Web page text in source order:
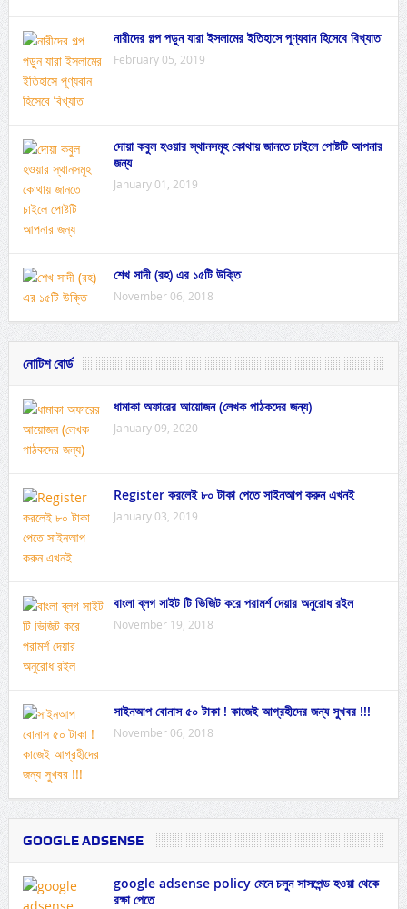
নারীদের গল্প পড়ুন যারা ইসলামের ইতিহাসে পূণ্যবান হিসেবে বিখ্যাত
February 05, 2019
দোয়া কবুল হওয়ার স্থানসমূহ কোথায় জানতে চাইলে পোষ্টটি আপনার
জন্য
January 01, 2019
শেখ সাদী (রহ) এর ১৫টি উক্তি
November 06, 2018
নোটিশ বোর্ড
ধামাকা অফারের আয়োজন (লেখক পাঠকদের জন্য)
January 09, 2020
Register করলেই ৮০ টাকা পেতে সাইনআপ করুন এখনই
January 03, 2019
বাংলা ব্লগ সাইট টি ভিজিট করে পরামর্শ দেয়ার অনুরোধ রইল
November 19, 2018
সাইনআপ বোনাস ৫০ টাকা ! কাজেই আগ্রহীদের জন্য সুখবর !!!
November 06, 2018
GOOGLE ADSENSE
google adsense policy মেনে চলুন সাসপেন্ড হওয়া থেকে
রক্ষা পেতে